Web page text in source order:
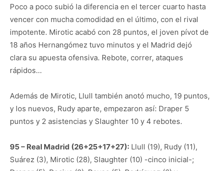
Poco a poco subió la diferencia en el tercer cuarto hasta
vencer con mucha comodidad en el último, con el rival
impotente. Mirotic acabó con 28 puntos, el joven pívot de
18 años Hernangómez tuvo minutos y el Madrid dejó
clara su apuesta ofensiva. Rebote, correr, ataques
rápidos…
Además de Mirotic, Llull también anotó mucho, 19 puntos,
y los nuevos, Rudy aparte, empezaron así: Draper 5
puntos y 2 asistencias y Slaughter 10 y 4 rebotes.
95 – Real Madrid (26+25+17+27): Llull (19), Rudy (11),
Suárez (3), Mirotic (28), Slaughter (10) -cinco inicial-;